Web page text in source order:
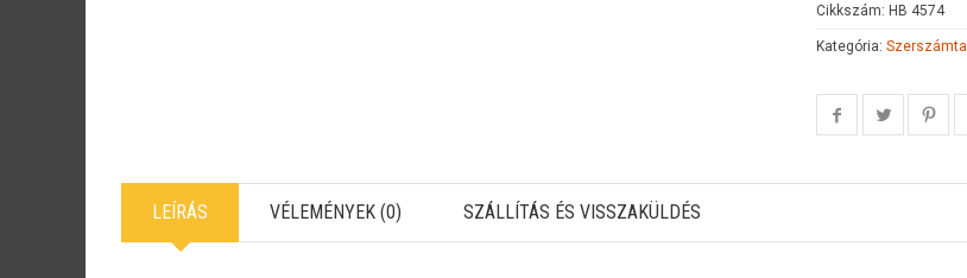
Cikkszám: HB 4574
Kategória:
LEÍRÁS VÉLEMÉNYEK (0) SZÁLLÍTÁS ÉS VISSZAKÜLDÉS